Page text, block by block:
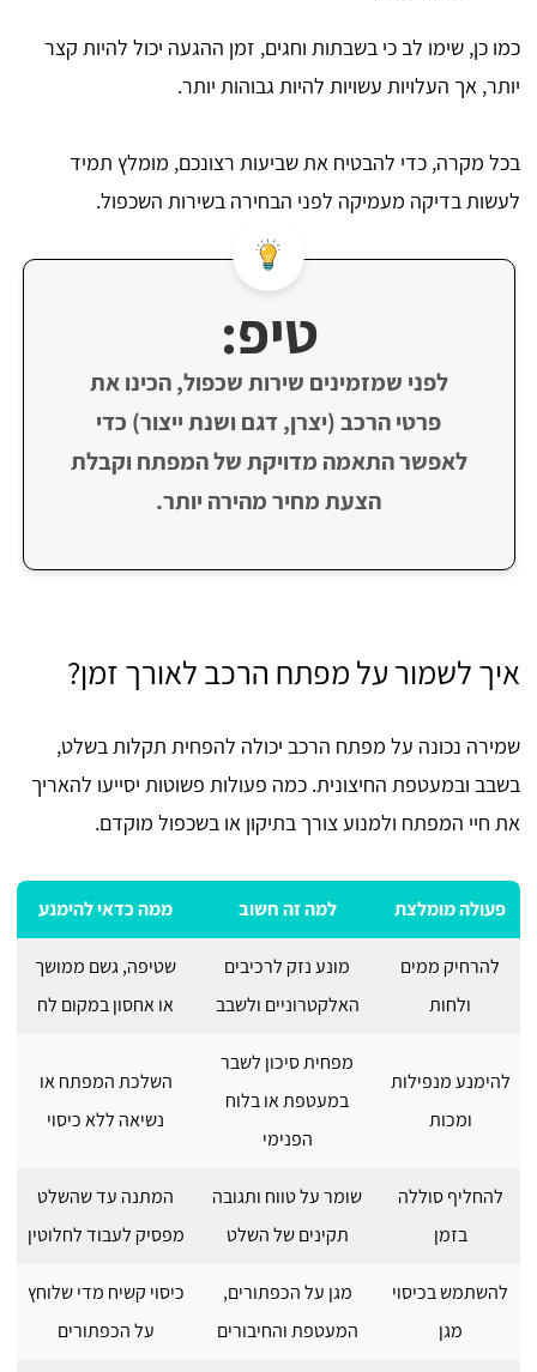
כמו כן, שימו לב כי בשבתות וחגים, זמן ההגעה יכול להיות קצר
יותר, אך העלויות עשויות להיות גבוהות יותר.
בכל מקרה, כדי להבטיח את שביעות רצונכם, מומלץ תמיד
לעשות בדיקה מעמיקה לפני הבחירה בשירות השכפול.
טיפ:
לפני שמזמינים שירות שכפול, הכינו את
פרטי הרכב (יצרן, דגם ושנת ייצור) כדי
לאפשר התאמה מדויקת של המפתח וקבלת
הצעת מחיר מהירה יותר.
איך לשמור על מפתח הרכב לאורך זמן?
שמירה נכונה על מפתח הרכב יכולה להפחית תקלות בשלט,
בשבב ובמעטפת החיצונית. כמה פעולות פשוטות יסייעו להאריך
את חיי המפתח ולמנוע צורך בתיקון או בשכפול מוקדם.
פעולה מומלצת למה זה חשוב ממה כדאי להימנע
להרחיק ממים
ולחות
מונע נזק לרכיבים
האלקטרוניים ולשבב
שטיפה, גשם ממושך
או אחסון במקום לח
להימנע מנפילות
ומכות
מפחית סיכון לשבר
במעטפת או בלוח
הפנימי
השלכת המפתח או
נשיאה ללא כיסוי
להחליף סוללה
בזמן
שומר על טווח ותגובה
תקינים של השלט
המתנה עד שהשלט
מפסיק לעבוד לחלוטין
להשתמש בכיסוי
מגן
מגן על הכפתורים,
המעטפת והחיבורים
כיסוי קשיח מדי שלוחץ
על הכפתורים